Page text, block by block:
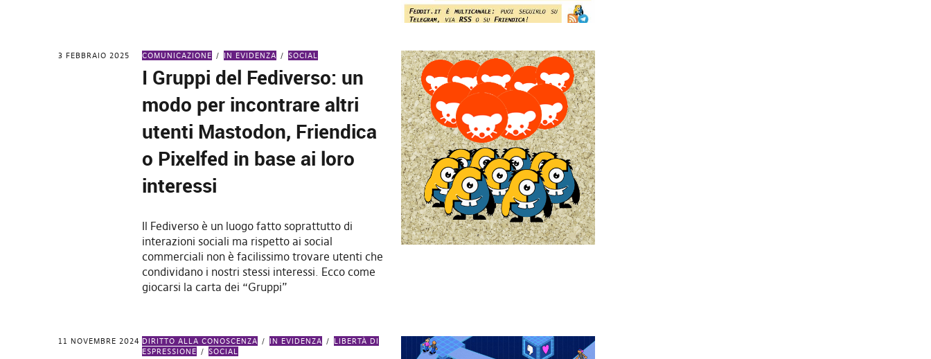
3 FEBBRAIO 2025 COMUNICAZIONE IN EVIDENZA SOCIAL
I Gruppi del Fediverso: un
modo per incontrare altri
utenti Mastodon, Friendica
o Pixelfed in base ai loro
interessi
Il Fediverso è un luogo fatto soprattutto di
interazioni sociali ma rispetto ai social
commerciali non è facilissimo trovare utenti che
condividano i nostri stessi interessi. Ecco come
giocarsi la carta dei “Gruppi”
11 NOVEMBRE 2024 DIRITTO ALLA CONOSCENZA IN EVIDENZA
LIBERTÀ DI
ESPRESSIONE
SOCIAL